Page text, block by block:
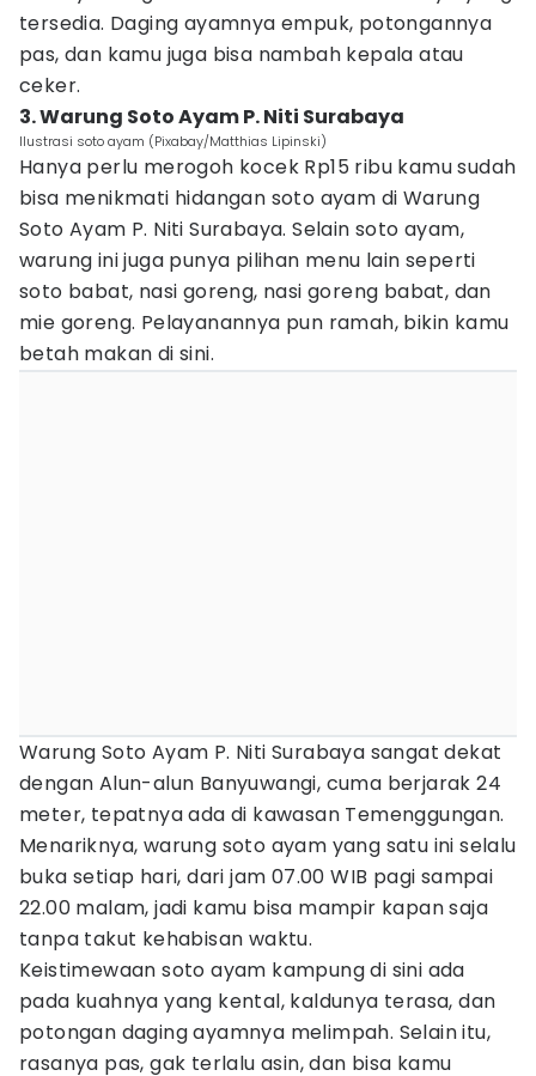
tersedia. Daging ayamnya empuk, potongannya
pas, dan kamu juga bisa nambah kepala atau
ceker.
3. Warung Soto Ayam P. Niti Surabaya
Ilustrasi soto ayam (Pixabay/Matthias Lipinski)
Hanya perlu merogoh kocek Rp15 ribu kamu sudah
bisa menikmati hidangan soto ayam di Warung
Soto Ayam P. Niti Surabaya. Selain soto ayam,
warung ini juga punya pilihan menu lain seperti
soto babat, nasi goreng, nasi goreng babat, dan
mie goreng. Pelayanannya pun ramah, bikin kamu
betah makan di sini.
Warung Soto Ayam P. Niti Surabaya sangat dekat
dengan Alun-alun Banyuwangi, cuma berjarak 24
meter, tepatnya ada di kawasan Temenggungan.
Menariknya, warung soto ayam yang satu ini selalu
buka setiap hari, dari jam 07.00 WIB pagi sampai
22.00 malam, jadi kamu bisa mampir kapan saja
tanpa takut kehabisan waktu.
Keistimewaan soto ayam kampung di sini ada
pada kuahnya yang kental, kaldunya terasa, dan
potongan daging ayamnya melimpah. Selain itu,
rasanya pas, gak terlalu asin, dan bisa kamu